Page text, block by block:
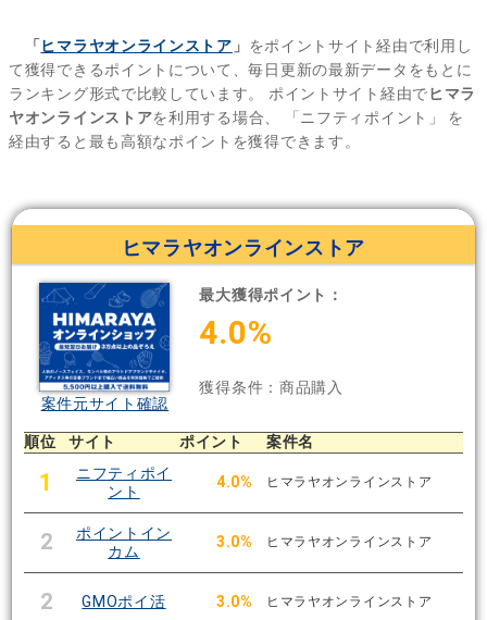
「 ヒマラヤオンラインストア 」 をポイントサイト経由で利用し
て獲得できるポイントについて、毎日更新の最新データをもとに
ランキング形式で比較しています。 ポイントサイト経由で ヒマラ
ヤオンラインストアを利用する場合、 「ニフティポイント」
を
経由すると最も高額なポイントを獲得できます。
ヒマラヤオンラインストア
案件元サイト確認
最大獲得ポイント：
4.0%
獲得条件：商品購入
順位 サイト ポイント 案件名
1
ニフティポイ
ント
4.0% ヒマラヤオンラインストア
2
ポイントイン
カム
3.0% ヒマラヤオンラインストア
2 GMOポイ活 3.0% ヒマラヤオンラインストア